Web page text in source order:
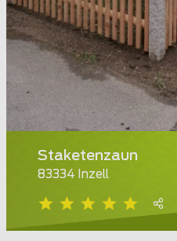
Staketenzaun
83334 Inzell